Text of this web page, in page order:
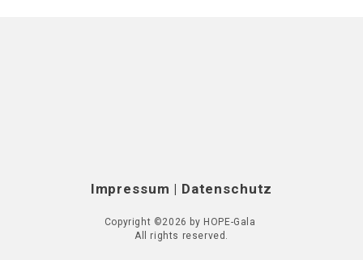
Impressum | Datenschutz
Copyright ©2026 by HOPE-Gala
All rights reserved.